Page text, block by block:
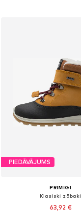
PIEDĀVĀJUMS
PRIMIGI
Klasiski zābaki
63,92 €